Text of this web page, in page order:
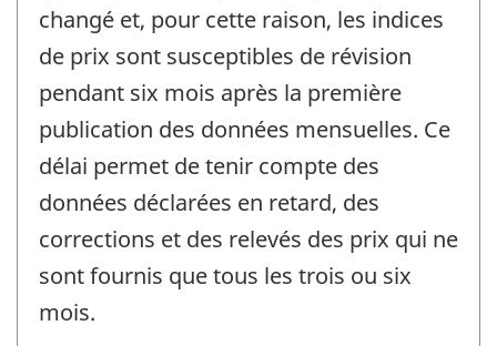
changé et, pour cette raison, les indices
de prix sont susceptibles de révision
pendant six mois après la première
publication des données mensuelles. Ce
délai permet de tenir compte des
données déclarées en retard, des
corrections et des relevés des prix qui ne
sont fournis que tous les trois ou six
mois.